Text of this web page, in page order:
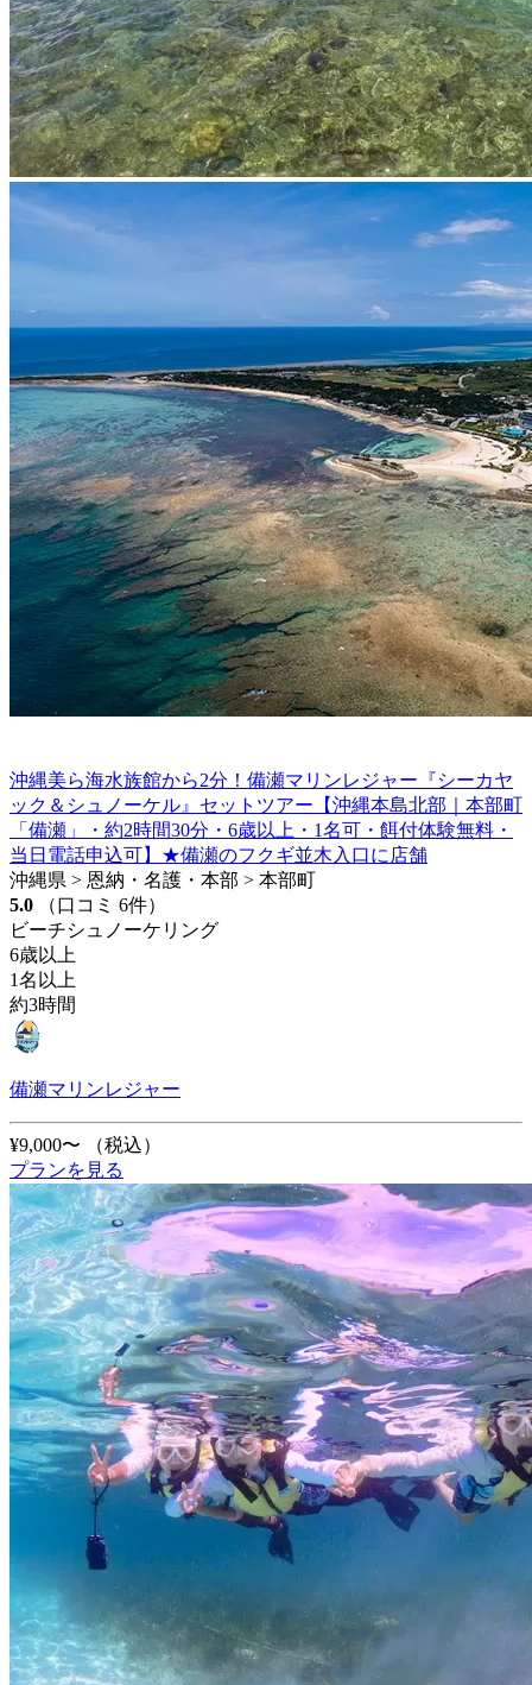
沖縄美ら海水族館から2分！備瀬マリンレジャー『シーカヤ
ック＆シュノーケル』セットツアー【沖縄本島北部｜本部町
「備瀬」・約2時間30分・6歳以上・1名可・餌付体験無料・
当日電話申込可】★備瀬のフクギ並木入口に店舗
沖縄県 > 恩納・名護・本部 > 本部町
5.0
（口コミ 6件）
ビーチシュノーケリング
6歳以上
1名以上
約3時間
備瀬マリンレジャー
¥9,000〜
（税込）
プランを見る